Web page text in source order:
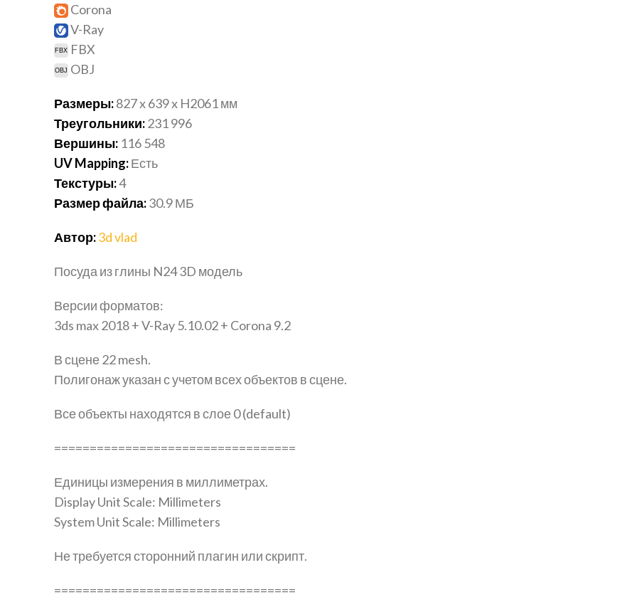
Corona
V-Ray
FBX
OBJ
Размеры:827 x 639 x H2061мм
Треугольники:231 996
Вершины: 116 548
UV Mapping:Есть
Текстуры:4
Размер файла:30.9МБ
Автор:3d vlad
Посуда из глины N24 3D модель
Версии форматов:
3ds max 2018 + V-Ray 5.10.02 + Corona 9.2
В сцене 22 mesh.
Полигонаж указан с учетом всех объектов в сцене.
Все объекты находятся в слое 0 (default)
==================================
Единицы измерения в миллиметрах.
Display Unit Scale: Millimeters
System Unit Scale: Millimeters
Не требуется сторонний плагин или скрипт.
==================================